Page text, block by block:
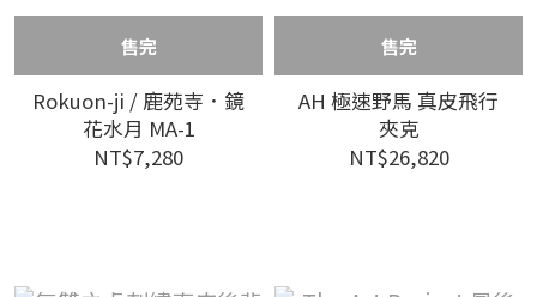
售完
Rokuon-ji / 鹿苑寺．鏡
花水月 MA-1
NT$7,280
售完
AH 極速野馬 真皮飛行
夾克
NT$26,820